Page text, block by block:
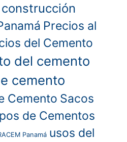
Precios al
del Cemento
del cemento
cemento
Cemento Sacos
de Cementos
Panamá usos del